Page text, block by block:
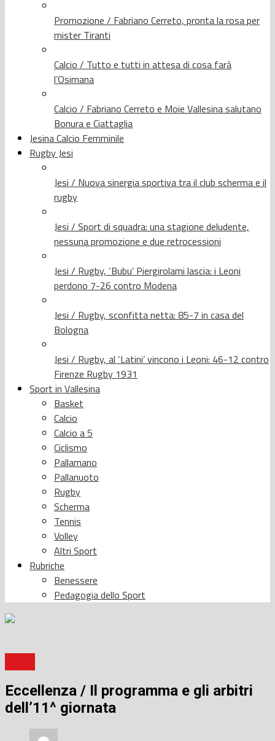
Promozione / Fabriano Cerreto, pronta la rosa per
mister Tiranti
Calcio / Tutto e tutti in attesa di cosa farà
l’Osimana
Calcio / Fabriano Cerreto e Moie Vallesina salutano
Bonura e Ciattaglia
Jesina Calcio Femminile
Rugby Jesi
Jesi / Nuova sinergia sportiva tra il club scherma e il
rugby
Jesi / Sport di squadra: una stagione deludente,
nessuna promozione e due retrocessioni
Jesi / Rugby, ‘Bubu’ Piergirolami lascia: i Leoni
perdono 7-26 contro Modena
Jesi / Rugby, sconfitta netta: 85-7 in casa del
Bologna
Jesi / Rugby, al ‘Latini’ vincono i Leoni: 46-12 contro
Firenze Rugby 1931
Sport in Vallesina
Basket
Calcio
Calcio a 5
Ciclismo
Pallamano
Pallanuoto
Rugby
Scherma
Tennis
Volley
Altri Sport
Rubriche
Benessere
Pedagogia dello Sport
Eccellenza / Il programma e gli arbitri
dell’11^ giornata